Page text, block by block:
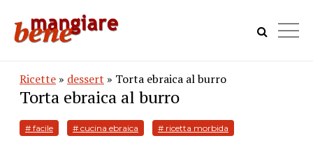
Ricette » dessert » Torta ebraica al burro
Torta ebraica al burro
# facile # cucina ebraica # ricetta morbida